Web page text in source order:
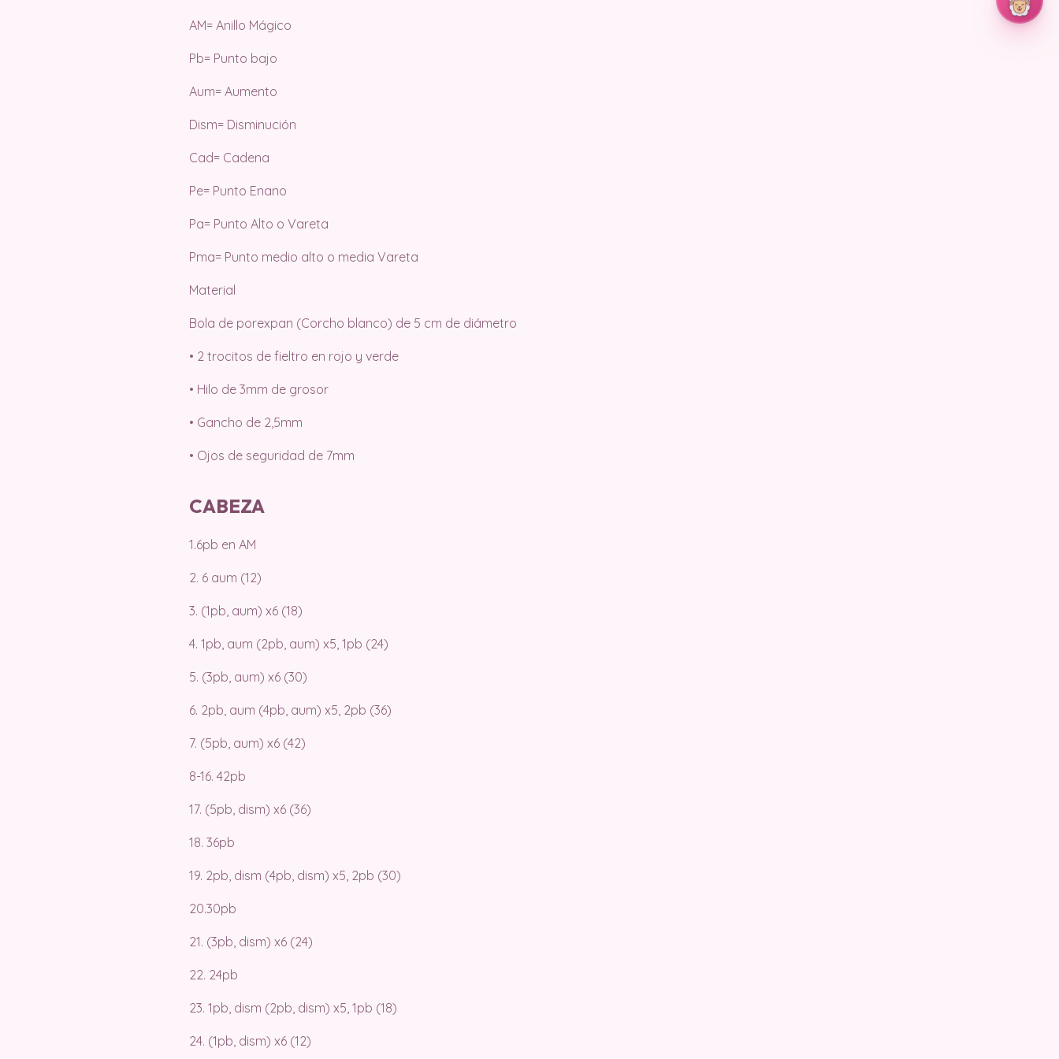
AM= Anillo Mágico
Pb= Punto bajo
Aum= Aumento
Dism= Disminución
Cad= Cadena
Pe= Punto Enano
Pa= Punto Alto o Vareta
Pma= Punto medio alto o media Vareta
Material
Bola de porexpan (Corcho blanco) de 5 cm de diámetro
• 2 trocitos de fieltro en rojo y verde
• Hilo de 3mm de grosor
• Gancho de 2,5mm
• Ojos de seguridad de 7mm
CABEZA
1.6pb en AM
2. 6 aum (12)
3. (1pb, aum) x6 (18)
4. 1pb, aum (2pb, aum) x5, 1pb (24)
5. (3pb, aum) x6 (30)
6. 2pb, aum (4pb, aum) x5, 2pb (36)
7. (5pb, aum) x6 (42)
8-16. 42pb
17. (5pb, dism) x6 (36)
18. 36pb
19. 2pb, dism (4pb, dism) x5, 2pb (30)
20.30pb
21. (3pb, dism) x6 (24)
22. 24pb
23. 1pb, dism (2pb, dism) x5, 1pb (18)
24. (1pb, dism) x6 (12)